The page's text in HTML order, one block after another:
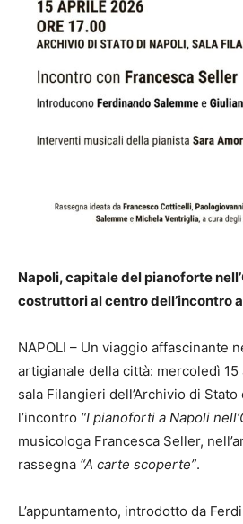
Napoli, capitale del pianoforte
costruttori al centro dell’incontro
NAPOLI – Un viaggio affascinante
artigianale della città: mercoledì 15
sala Filangieri dell’Archivio di
l’incontro “I pianoforti a Napoli
musicologa Francesca Seller,
rassegna “A carte scoperte”.
L’appuntamento, introdotto da